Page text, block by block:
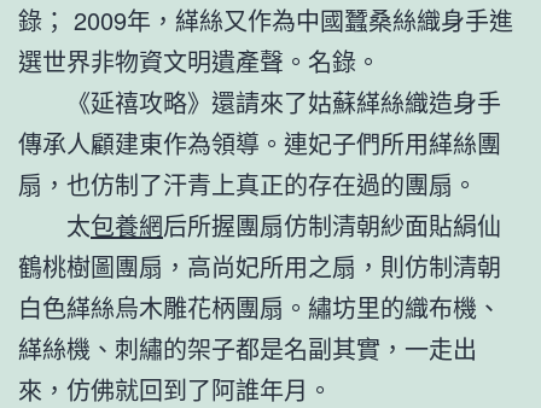
錄； 2009年，緙絲又作為中國蠶桑絲織身手進
選世界非物資文明遺產聲。名錄。
《延禧攻略》還請來了姑蘇緙絲織造身手
傳承人顧建東作為領導。連妃子們所用緙絲團
扇，也仿制了汗青上真正的存在過的團扇。
太包養網后所握團扇仿制清朝紗面貼絹仙
鶴桃樹圖團扇，高尚妃所用之扇，則仿制清朝
白色緙絲烏木雕花柄團扇。繡坊里的織布機、
緙絲機、刺繡的架子都是名副其實，一走出
來，仿佛就回到了阿誰年月。